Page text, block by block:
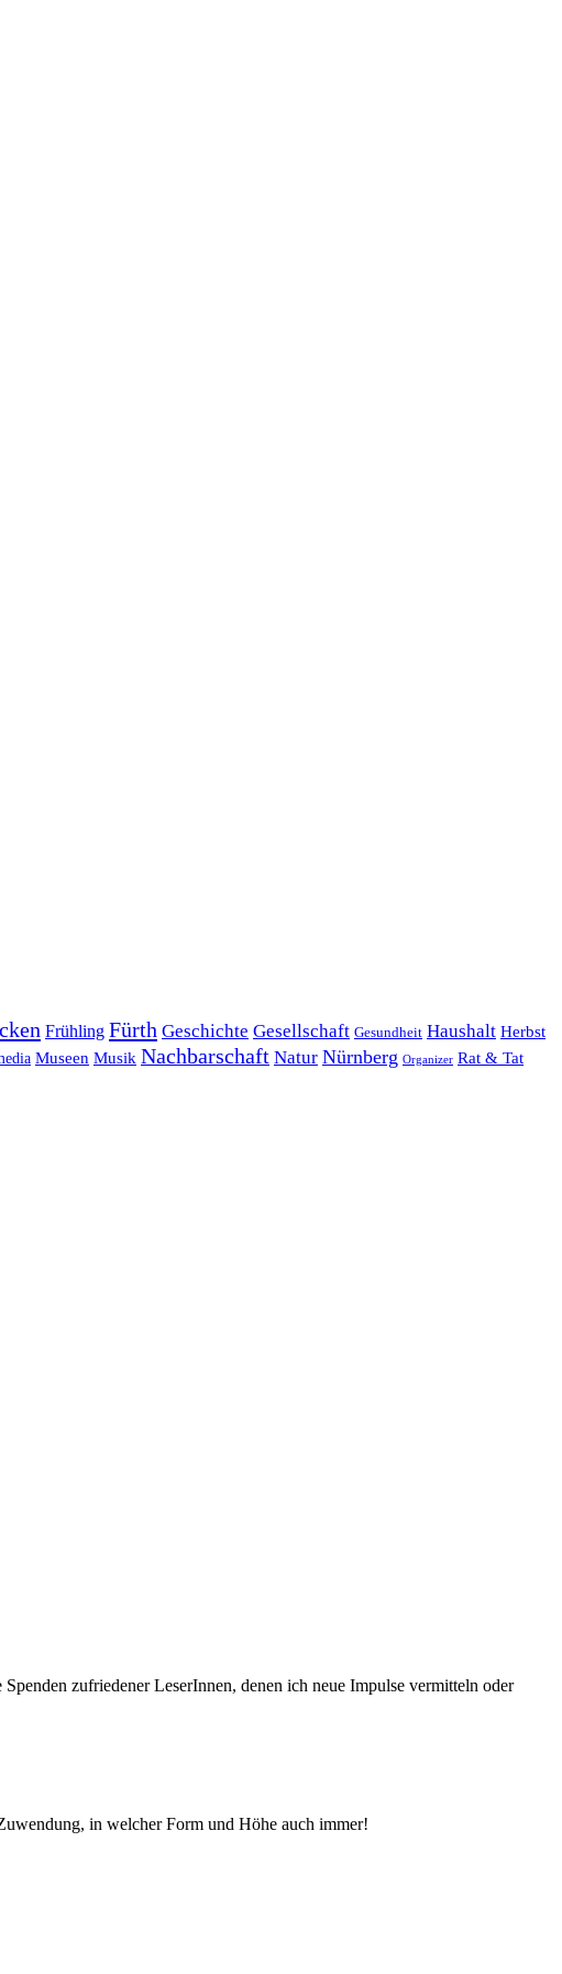
Frühling Fürth Geschichte Gesellschaft Gesundheit Haushalt Herbst
Museen Musik Nachbarschaft Natur Nürnberg Organizer Rat & Tat
zufriedener Le­serInnen, denen ich neue Im­pul­se vermitteln oder
in welcher Form und Höhe auch immer!